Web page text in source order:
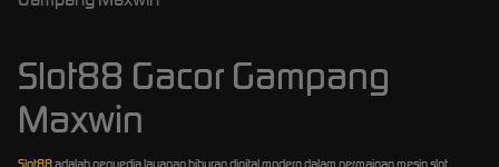
Slot88 Gacor Gampang
Maxwin
Slot88adalah penyedia layanan hiburan digital modern dalam permainan mesin slot